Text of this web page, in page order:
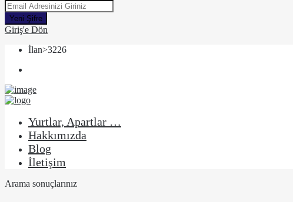
Yeni Şifre
Giriş'e Dön
İlan>3226
Yurtlar, Apartlar …
Hakkımızda
Blog
İletişim
Arama sonuçlarınız